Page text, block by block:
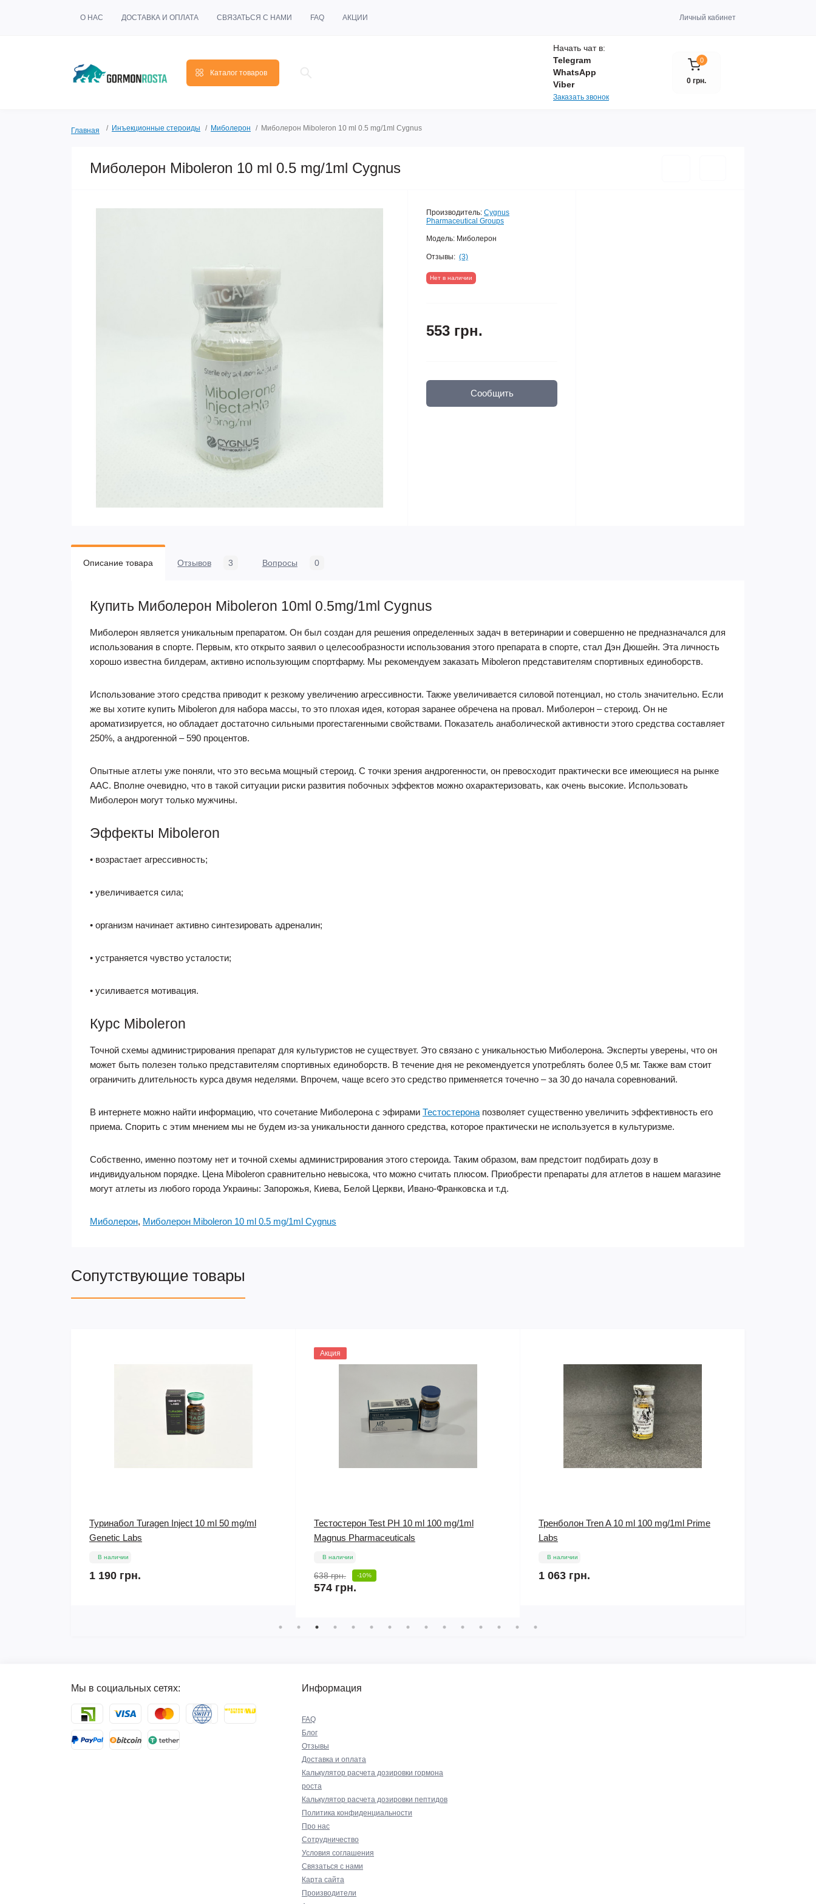
О НАС ДОСТАВКА И ОПЛАТА СВЯЗАТЬСЯ С НАМИ FAQ АКЦИИ Личный кабинет
Каталог товаров
Начать чат в:
Telegram
WhatsApp
Viber
Заказать звонок
0
0 грн.
Главная Инъекционные стероиды Миболерон Миболерон Miboleron 10 ml 0.5 mg/1ml Cygnus
Миболерон Miboleron 10 ml 0.5 mg/1ml Cygnus
Производитель: Cygnus
Pharmaceutical Groups
Модель: Миболерон
Отзывы: (3)
Нет в наличии
553 грн.
Сообщить
Описание товара Отзывов 3 Вопросы 0
Купить Миболерон Miboleron 10ml 0.5mg/1ml Cygnus
Миболерон является уникальным препаратом. Он был создан для решения определенных задач в ветеринарии и совершенно не предназначался для
использования в спорте. Первым, кто открыто заявил о целесообразности использования этого препарата в спорте, стал Дэн Дюшейн. Эта личность
хорошо известна билдерам, активно использующим спортфарму. Мы рекомендуем заказать Miboleron представителям спортивных единоборств.
Использование этого средства приводит к резкому увеличению агрессивности. Также увеличивается силовой потенциал, но столь значительно. Если
же вы хотите купить Miboleron для набора массы, то это плохая идея, которая заранее обречена на провал. Миболерон – стероид. Он не
ароматизируется, но обладает достаточно сильными прогестагенными свойствами. Показатель анаболической активности этого средства составляет
250%, а андрогенной – 590 процентов.
Опытные атлеты уже поняли, что это весьма мощный стероид. С точки зрения андрогенности, он превосходит практически все имеющиеся на рынке
ААС. Вполне очевидно, что в такой ситуации риски развития побочных эффектов можно охарактеризовать, как очень высокие. Использовать
Миболерон могут только мужчины.
Эффекты Miboleron
• возрастает агрессивность;
• увеличивается сила;
• организм начинает активно синтезировать адреналин;
• устраняется чувство усталости;
• усиливается мотивация.
Курс Miboleron
Точной схемы администрирования препарат для культуристов не существует. Это связано с уникальностью Миболерона. Эксперты уверены, что он
может быть полезен только представителям спортивных единоборств. В течение дня не рекомендуется употреблять более 0,5 мг. Также вам стоит
ограничить длительность курса двумя неделями. Впрочем, чаще всего это средство применяется точечно – за 30 до начала соревнований.
В интернете можно найти информацию, что сочетание Миболерона с эфирами Тестостерона позволяет существенно увеличить эффективность его
приема. Спорить с этим мнением мы не будем из-за уникальности данного средства, которое практически не используется в культуризме.
Собственно, именно поэтому нет и точной схемы администрирования этого стероида. Таким образом, вам предстоит подбирать дозу в
индивидуальном порядке. Цена Miboleron сравнительно невысока, что можно считать плюсом. Приобрести препараты для атлетов в нашем магазине
могут атлеты из любого города Украины: Запорожья, Киева, Белой Церкви, Ивано-Франковска и т.д.
Миболерон, Миболерон Miboleron 10 ml 0.5 mg/1ml Cygnus
Сопутствующие товары
Туринабол Turagen Inject 10 ml 50 mg/ml
Genetic Labs
В наличии
1 190 грн.
Акция
Тестостерон Test PH 10 ml 100 mg/1ml
Magnus Pharmaceuticals
В наличии
638 грн. -10%
574 грн.
Тренболон Tren A 10 ml 100 mg/1ml Prime
Labs
В наличии
1 063 грн.
Мы в социальных сетях: Информация
FAQ
Блог
Отзывы
Доставка и оплата
Калькулятор расчета дозировки гормона
роста
Калькулятор расчета дозировки пептидов
Политика конфиденциальности
Про нас
Сотрудничество
Условия соглашения
Связаться с нами
Карта сайта
Производители